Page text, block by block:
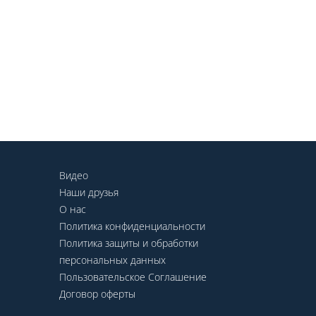
Видео
Наши друзья
О нас
Политика конфиденциальности
Политика защиты и обработки
персональных данных
Пользовательское Соглашение
Договор оферты